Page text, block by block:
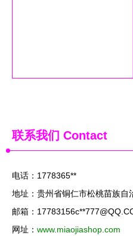
联系我们 Contact
电话：1778365**
地址：贵州省铜仁市松桃苗族自
邮箱：17783156c**
网址： www.miaojiashop.com